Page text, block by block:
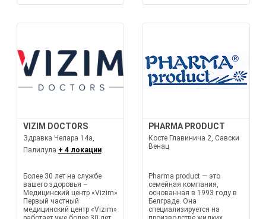
VIZIM DOCTORS
Здравка Челара 14а,
Палилула + 4 локации
Более 30 лет на службе
вашего здоровья –
Медицинский центр «Vizim»
Первый частный
медицинский центр «Vizim»
PHARMA PRODUCT
Косте Главинича 2, Савски
Венац
Pharma product — это
семейная компания,
основанная в 1993 году в
Белграде. Она
специализируется на